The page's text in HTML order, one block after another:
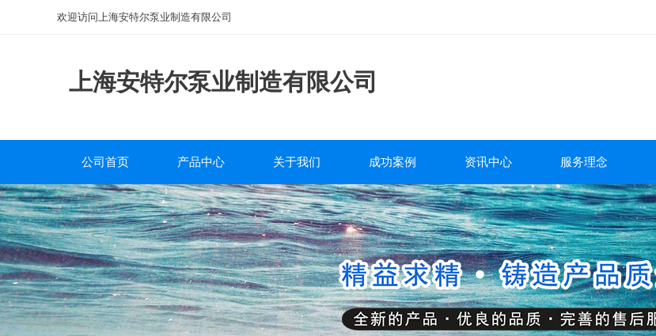
欢迎访问上海安特尔泵业制造有限公司
上海安特尔泵业制造有限公司
公司首页 产品中心
磁力泵
离心泵
自吸泵
排污泵
管道泵
关于我们
公司简介
企业文化
服务中心
研发团队
成功案例
工程案例
资讯中心
公司新闻
行业新闻
泵阀百科
服务理念
服务流程
售后政策
质量承诺
包装运输